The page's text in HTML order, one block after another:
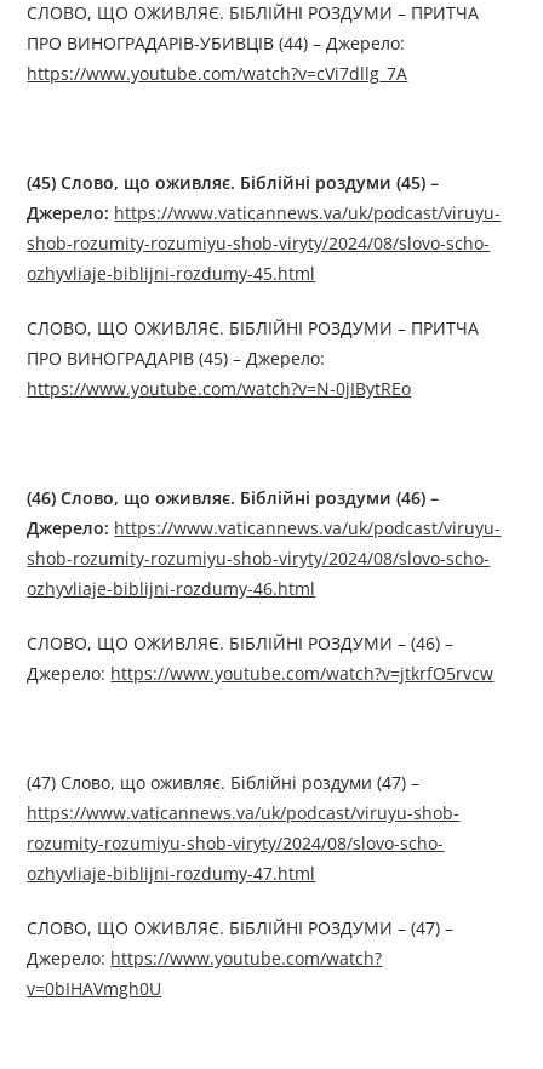
СЛОВО, ЩО ОЖИВЛЯЄ. БІБЛІЙНІ РОЗДУМИ – ПРИТЧА
ПРО ВИНОГРАДАРІВ-УБИВЦІВ (44) – Джерелo:
https://www.youtube.com/watch?v=cVi7dllg_7A
(45) Слово, що оживляє. Біблійні роздуми (45) –
Джерелo: https://www.vaticannews.va/uk/podcast/viruyu-
shob-rozumity-rozumiyu-shob-viryty/2024/08/slovo-scho-
ozhyvliaje-biblijni-rozdumy-45.html
СЛОВО, ЩО ОЖИВЛЯЄ. БІБЛІЙНІ РОЗДУМИ – ПРИТЧА
ПРО ВИНОГРАДАРІВ (45) – Джерелo:
https://www.youtube.com/watch?v=N-0jIBytREo
(46) Слово, що оживляє. Біблійні роздуми (46) –
Джерелo: https://www.vaticannews.va/uk/podcast/viruyu-
shob-rozumity-rozumiyu-shob-viryty/2024/08/slovo-scho-
ozhyvliaje-biblijni-rozdumy-46.html
СЛОВО, ЩО ОЖИВЛЯЄ. БІБЛІЙНІ РОЗДУМИ – (46) –
Джерелo: https://www.youtube.com/watch?v=jtkrfO5rvcw
(47) Слово, що оживляє. Біблійні роздуми (47) –
https://www.vaticannews.va/uk/podcast/viruyu-shob-
rozumity-rozumiyu-shob-viryty/2024/08/slovo-scho-
ozhyvliaje-biblijni-rozdumy-47.html
СЛОВО, ЩО ОЖИВЛЯЄ. БІБЛІЙНІ РОЗДУМИ – (47) –
Джерелo: https://www.youtube.com/watch?
v=0bIHAVmgh0U